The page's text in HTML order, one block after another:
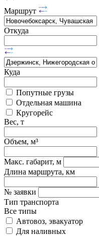
Маршрут
Откуда
Куда
Попутные грузы
Отдельная машина
Кругорейс
Вес, т
Объем, м³
Макс. габарит, м
Длина маршрута, км
№ заявки
Тип транспорта
Все типы
Автовоз, эвакуатор
Для наливных